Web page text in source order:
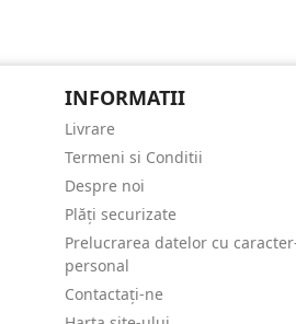
INFORMATII
Livrare
Termeni si Conditii
Despre noi
Plăți securizate
Prelucrarea datelor cu
personal
Contactați-ne